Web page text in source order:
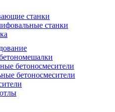
станки
станки
бетоносмесители
бетоносмесители